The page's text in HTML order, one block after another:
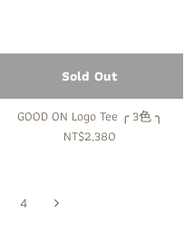
Sold Out
GOOD ON Logo Tee ╭ 3色 ╮
NT$2,380
4